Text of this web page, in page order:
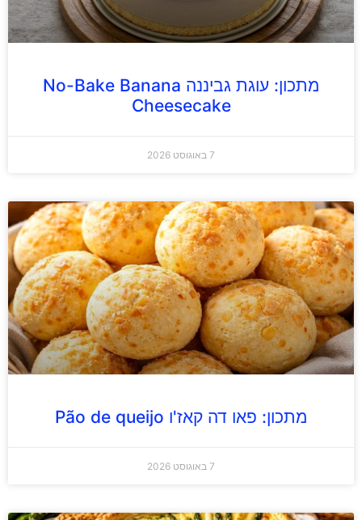
מתכון: עוגת גביננה No-Bake Banana
Cheesecake
7 באוגוסט 2026
מתכון: פאו דה קאז'ו Pão de queijo
7 באוגוסט 2026